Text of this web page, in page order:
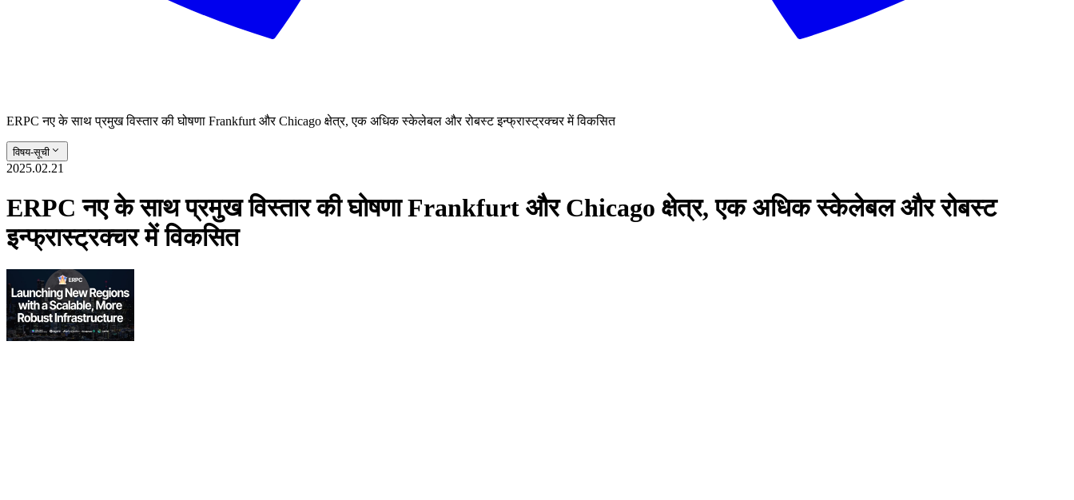
ERPC नए के साथ प्रमुख विस्तार की घोषणा Frankfurt और Chicago क्षेत्र, एक अधिक स्केलेबल और रोबस्ट इन्फ्रास्ट्रक्चर में विकसित
विषय-सूची
2025.02.21
ERPC नए के साथ प्रमुख विस्तार की घोषणा Frankfurt और Chicago क्षेत्र, एक अधिक स्केलेबल और रोबस्ट
इन्फ्रास्ट्रक्चर में विकसित